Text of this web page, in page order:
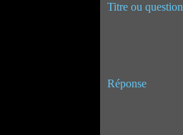
Titre ou question
Réponse